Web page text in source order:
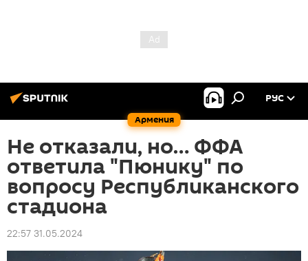
Армения
РУС
Не отказали, но… ФФА
ответила "Пюнику" по
вопросу Республиканского
стадиона
22:57 31.05.2024